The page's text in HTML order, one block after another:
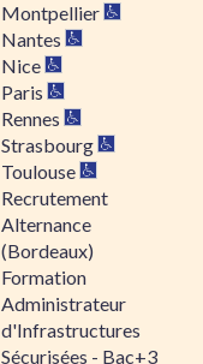
Montpellier
Nantes
Nice
Paris
Rennes
Strasbourg
Toulouse
Recrutement
Alternance
(Bordeaux)
Formation
Administrateur
d'Infrastructures
Sécurisées - Bac+3